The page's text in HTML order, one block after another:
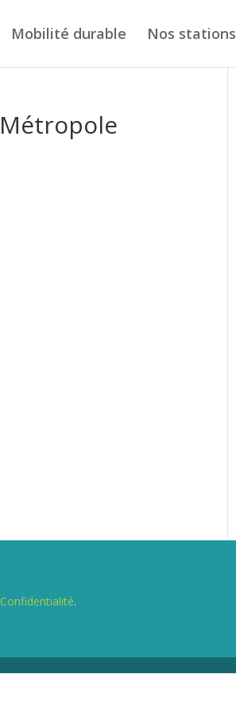
Mobilité durable Nos stations
.